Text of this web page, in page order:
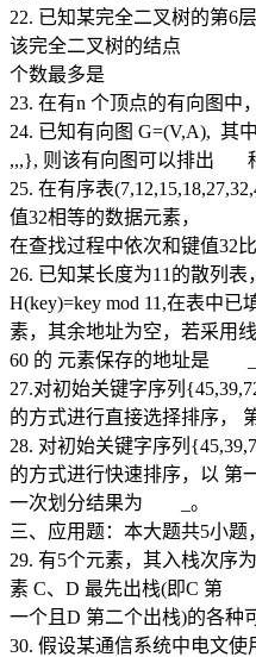
22. 已知某完全二叉树的第6
该完全二叉树的结点
个数最多是
23. 在有n 个顶点的有向图中
24. 已知有向图 G=(V,A), 其
,,,}, 则该有向图可以排出 种
25. 在有序表
值32相等的数据元素，
在查找过程中依次和键值
26. 已知某长度为11的散列表
H(key)=key mod 11,在表中已
素，其余地址为空，若采用
60 的 元素保存的地址是 _
27.对初始关键字序列
的方式进行直接选择排序
28. 对初始关键字序列
的方式进行快速排序，以 第
一次划分结果为 _。
三、应用题：本大题共5小题
29. 有5个元素，其入栈次序
素 C、D 最先出栈(即C 第
一个且D 第二个出栈)的各种
30. 假设某通信系统中电文